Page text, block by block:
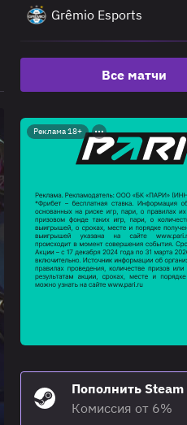
Grêmio Esports
Все матчи
Реклама 18+
Пополнить Steam
Комиссия от 6%